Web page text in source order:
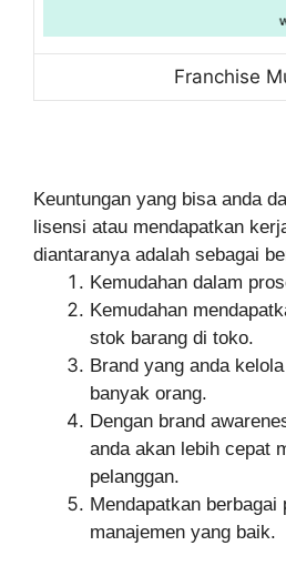
Franchise
Keuntungan yang bisa anda
lisensi atau mendapatkan
diantaranya adalah sebagai
Kemudahan dalam
Kemudahan
stok barang di toko.
Brand yang anda
banyak orang.
Dengan brand
anda akan lebih cepat
pelanggan.
Mendapatkan
manajemen yang baik.